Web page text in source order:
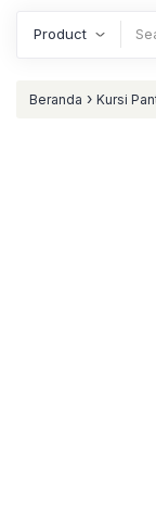
Beranda › Kursi